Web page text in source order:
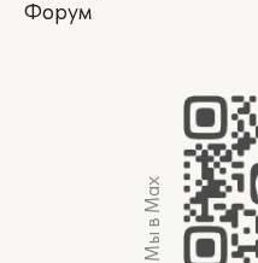
Форум
Мы в Max